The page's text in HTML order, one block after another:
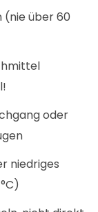
(nie über 60
oder
niedriges